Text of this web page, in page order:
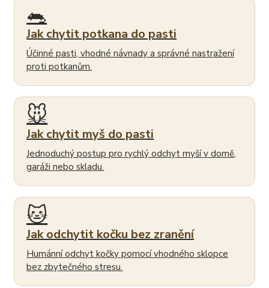
🐀
Jak chytit potkana do pasti
Účinné pasti, vhodné návnady a správné nastražení
proti potkanům.
🐭
Jak chytit myš do pasti
Jednoduchý postup pro rychlý odchyt myší v domě,
garáži nebo skladu.
🐱
Jak odchytit kočku bez zranění
Humánní odchyt kočky pomocí vhodného sklopce
bez zbytečného stresu.